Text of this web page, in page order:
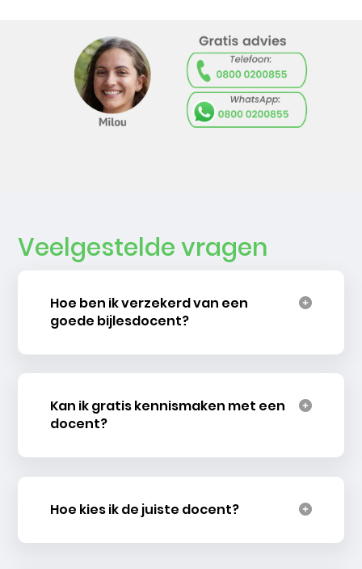
Veelgestelde vragen
Hoe ben ik verzekerd van een
goede bijlesdocent?
Kan ik gratis kennismaken met een
docent?
Hoe kies ik de juiste docent?